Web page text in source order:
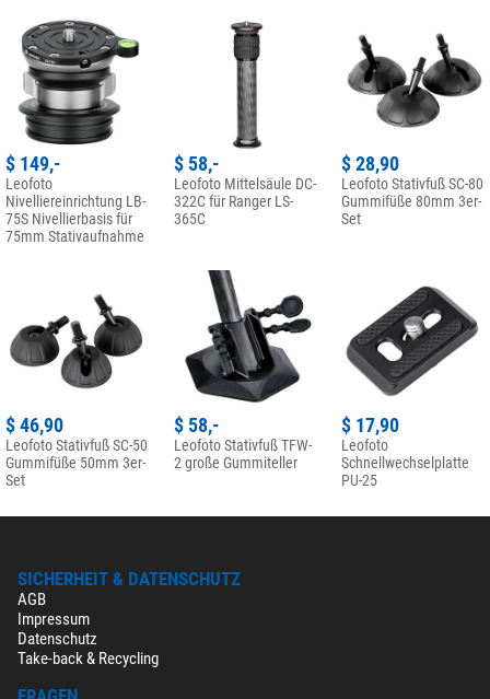
$ 149,-
Leofoto
Nivelliereinrichtung LB-
75S Nivellierbasis für
75mm Stativaufnahme
$ 58,-
Leofoto Mittelsäule DC-
322C für Ranger LS-
365C
$ 28,90
Leofoto Stativfuß SC-80
Gummifüße 80mm 3er-
Set
$ 46,90
Leofoto Stativfuß SC-50
Gummifüße 50mm 3er-
Set
$ 58,-
Leofoto Stativfuß TFW-
2 große Gummiteller
$ 17,90
Leofoto
Schnellwechselplatte
PU-25
SICHERHEIT & DATENSCHUTZ
AGB
Impressum
Datenschutz
Take-back & Recycling